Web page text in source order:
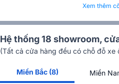
gồm cổng sạc Type-C hiện đại,
Đánh giá chất lượng Loa
Bộ loa X-Balanced chất âm
Không giống như màng loa tròn
mới được phát triển trong dòng
Xem thêm
Hệ thống 18 showroom,
(Tất cả cửa hàng đều có chỗ đỗ xe
Miền Bắc (8) Miền